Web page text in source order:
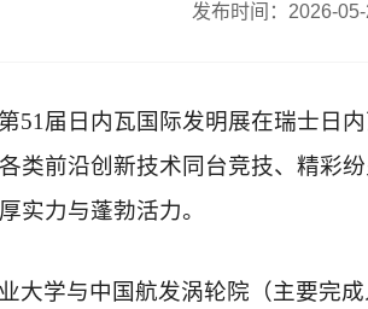
发布时间：2026-
51届日内瓦国际发明展在瑞士日
类前沿创新技术同台竞技、精彩
实力与蓬勃活力。
大学与中国航发涡轮院（主要完